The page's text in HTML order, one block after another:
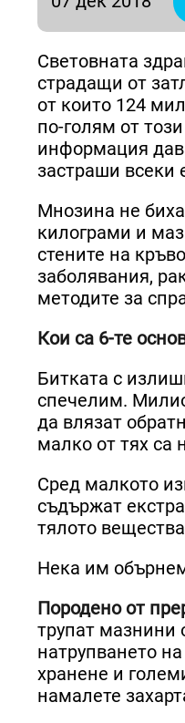
Световната
страдащи от
от които 124
по-голям от
информация
застраши всеки
Мнозина не
килограми и
стените на
заболявания,
методите за
Кои са 6-те
Битката с
спечелим.
да влязат
малко от тях са
Сред малкото
съдържат
тялото
Нека им
Породено от
трупат мазнини
натрупването
хранене и
намалете